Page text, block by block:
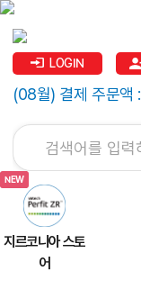
LOGIN
(08월) 결제 주문액 :
지르코니아 스토
어